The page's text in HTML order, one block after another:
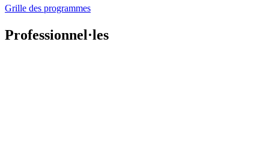
Grille des programmes
Professionnel·les